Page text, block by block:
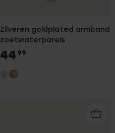
Zilveren goldplated armband
zoetwaterparels
44 99